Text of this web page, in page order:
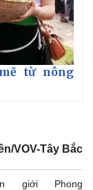
từ nông
VOV-Tây Bắc
giới Phong